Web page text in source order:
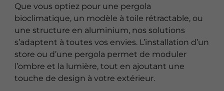
Que vous optiez pour une pergola
bioclimatique, un modèle à toile rétractable, ou
une structure en aluminium, nos solutions
s’adaptent à toutes vos envies. L’installation d’un
store ou d’une pergola permet de moduler
l’ombre et la lumière, tout en ajoutant une
touche de design à votre extérieur.